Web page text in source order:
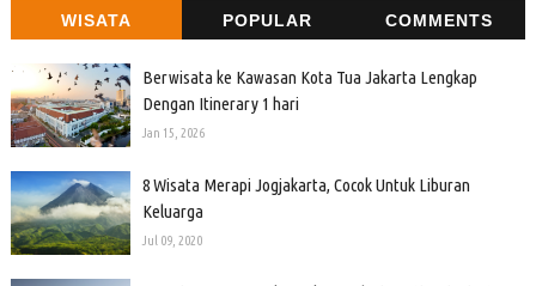
WISATA POPULAR COMMENTS
Berwisata ke Kawasan Kota Tua Jakarta Lengkap
Dengan Itinerary 1 hari
Jan 15, 2026
8 Wisata Merapi Jogjakarta, Cocok Untuk Liburan
Keluarga
Jul 09, 2020